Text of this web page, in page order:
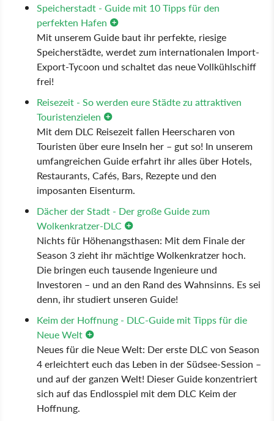
Speicherstadt - Guide mit 10 Tipps für den
perfekten Hafen
Mit unserem Guide baut ihr perfekte, riesige
Speicherstädte, werdet zum internationalen Import-
Export-Tycoon und schaltet das neue Vollkühlschiff
frei!
Reisezeit - So werden eure Städte zu attraktiven
Touristenzielen
Mit dem DLC Reisezeit fallen Heerscharen von
Touristen über eure Inseln her – gut so! In unserem
umfangreichen Guide erfahrt ihr alles über Hotels,
Restaurants, Cafés, Bars, Rezepte und den
imposanten Eisenturm.
Dächer der Stadt - Der große Guide zum
Wolkenkratzer-DLC
Nichts für Höhenangsthasen: Mit dem Finale der
Season 3 zieht ihr mächtige Wolkenkratzer hoch.
Die bringen euch tausende Ingenieure und
Investoren – und an den Rand des Wahnsinns. Es sei
denn, ihr studiert unseren Guide!
Keim der Hoffnung - DLC-Guide mit Tipps für die
Neue Welt
Neues für die Neue Welt: Der erste DLC von Season
4 erleichtert euch das Leben in der Südsee-Session –
und auf der ganzen Welt! Dieser Guide konzentriert
sich auf das Endlosspiel mit dem DLC Keim der
Hoffnung.